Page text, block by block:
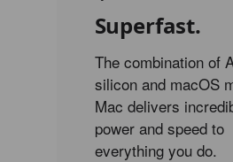
Superfast.
The combination of
silicon and macOS
Mac delivers
power and speed to
everything you do.